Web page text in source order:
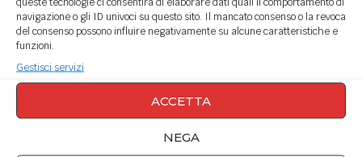
navigazione o gli ID univoci su questo sito. Il mancato consenso o la revoca
del consenso possono influire negativamente su alcune caratteristiche e
funzioni.
Gestisci servizi
ACCETTA
NEGA
Radicchio con bruciatini